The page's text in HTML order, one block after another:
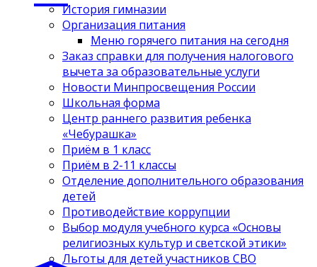
История гимназии
Организация питания
Меню горячего питания на сегодня
Заказ справки для получения налогового
вычета за образовательные услуги
Новости Минпросвещения России
Школьная форма
Центр раннего развития ребенка
«Чебурашка»
Приём в 1 класс
Приём в 2-11 классы
Отделение дополнительного образования
детей
Противодействие коррупции
Выбор модуля учебного курса «Основы
религиозных культур и светской этики»
Льготы для детей участников СВО